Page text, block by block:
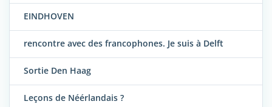
EINDHOVEN
rencontre avec des francophones. Je suis à Delft
Sortie Den Haag
Leçons de Néérlandais ?